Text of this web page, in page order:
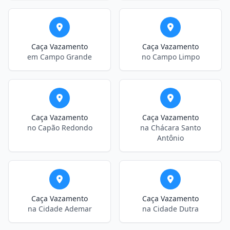
Caça Vazamento
em Campo Grande
Caça Vazamento
no Campo Limpo
Caça Vazamento
no Capão Redondo
Caça Vazamento
na Chácara Santo
Antônio
Caça Vazamento
na Cidade Ademar
Caça Vazamento
na Cidade Dutra